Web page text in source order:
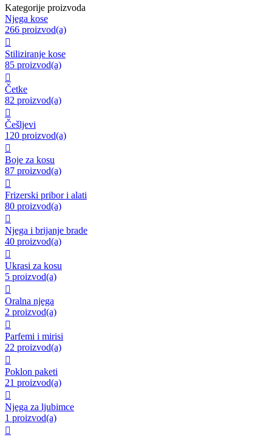
Kategorije proizvoda
Njega kose
266 proizvod(a)

Stiliziranje kose
85 proizvod(a)

Četke
82 proizvod(a)

Češljevi
120 proizvod(a)

Boje za kosu
87 proizvod(a)

Frizerski pribor i alati
80 proizvod(a)

Njega i brijanje brade
40 proizvod(a)

Ukrasi za kosu
5 proizvod(a)

Oralna njega
2 proizvod(a)

Parfemi i mirisi
22 proizvod(a)

Poklon paketi
21 proizvod(a)

Njega za ljubimce
1 proizvod(a)
